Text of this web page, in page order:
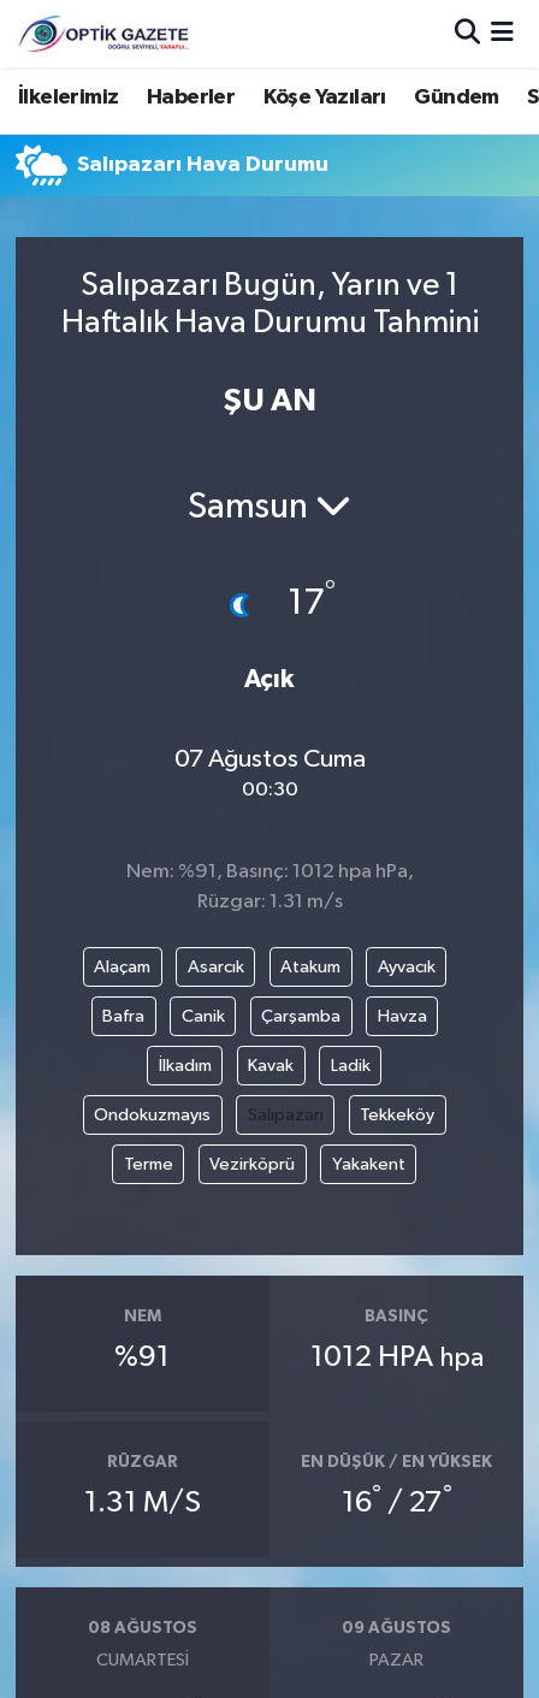
İlkelerimiz Haberler Köşe Yazıları Gündem
Salıpazarı Hava Durumu
Salıpazarı Bugün, Yarın ve 1
Haftalık Hava Durumu Tahmini
ŞU AN
Samsun
17°
Açık
07 Ağustos Cuma
00:30
Nem: %91, Basınç: 1012 hpa hPa,
Rüzgar: 1.31 m/s
Alaçam Asarcık Atakum Ayvacık
Bafra Canik Çarşamba Havza
İlkadım Kavak Ladik
Ondokuzmayıs Salıpazarı Tekkeköy
Terme Vezirköprü Yakakent
NEM
%91
BASINÇ
1012 HPA hpa
RÜZGAR
1.31 M/S
EN DÜŞÜK / EN YÜKSEK
16° / 27°
08 AĞUSTOS
CUMARTESI
09 AĞUSTOS
PAZAR
Nöbetçi Eczaneler
Hava Durumu
Trafik Durumu
Süper Lig Puan Durumu ve Fikstür